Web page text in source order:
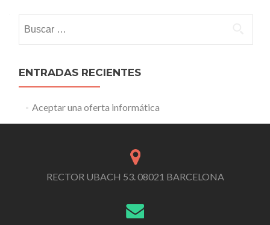
ENTRADAS RECIENTES
Aceptar una oferta informática
RECTOR UBACH 53. 08021 BARCELONA